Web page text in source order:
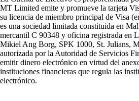
MT Limited emite y promueve la tarjeta
su licencia de miembro principal de Visa
es una sociedad limitada constituida en
mercantil C 90348 y oficina registrada en
Mikiel Ang Borg, SPK 1000, St. Julians,
autorizada por la Autoridad de Servicios
emitir dinero electrónico en virtud del
instituciones financieras que regula las
electrónico.